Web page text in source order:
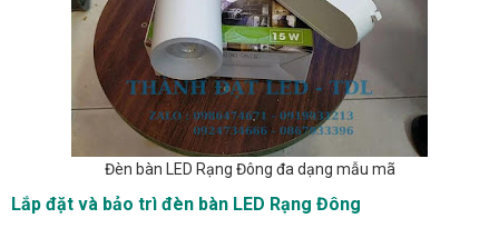
Đèn bàn LED Rạng Đông đa dạng mẫu mã
Lắp đặt và bảo trì đèn bàn LED Rạng Đông